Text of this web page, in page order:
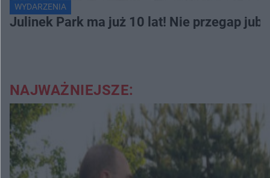
WYDARZENIA
Julinek Park ma już 10 lat! Nie przegap
NAJWAŻNIEJSZE: